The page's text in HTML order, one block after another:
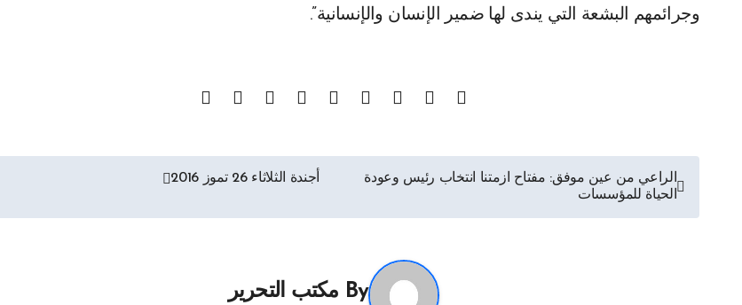
وجرائمهم البشعة التي يندى لها ضمير الإنسان والإنسانية”.
تصفّح
المقالات
الراعي من عين موفق: مفتاح ازمتنا انتخاب رئيس وعودة
الحياة للمؤسسات
أجندة الثلاثاء 26 تموز 2016
By مكتب التحرير